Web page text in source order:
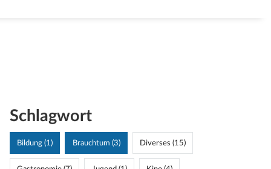
Schlagwort
Bildung (1) Brauchtum (3) Diverses (15)